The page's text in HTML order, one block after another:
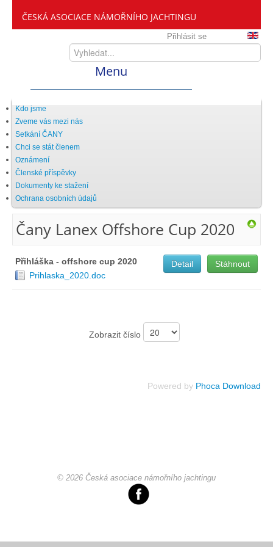
ČESKÁ ASOCIACE NÁMOŘNÍHO JACHTINGU
Přihlásit se
Menu
Home
ČANY
Kdo jsme
Zveme vás mezi nás
Setkání ČANY
Legislativa
Kdo jsme
Zveme vás mezi nás
Setkání ČANY
Chci se stát členem
Oznámení
Členské příspěvky
Dokumenty ke stažení
Ochrana osobních údajů
Čany Lanex Offshore Cup 2020
Přihláška - offshore cup 2020
Prihlaska_2020.doc
Stáhnout
Detail
Zobrazit číslo
Powered by Phoca Download
© 2026 Česká asociace námořního jachtingu